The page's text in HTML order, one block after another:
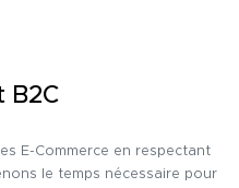
B2C
E-Commerce en respectant
le temps nécessaire pour